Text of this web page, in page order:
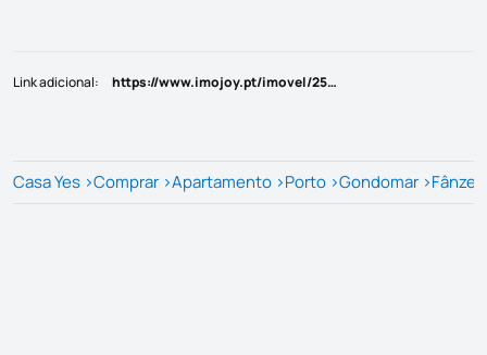
Link adicional: https://www.imojoy.pt/imovel/25805549
Casa Yes >Comprar >Apartamento >Porto >Gondomar >